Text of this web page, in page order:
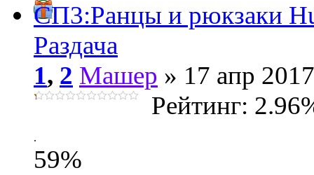
СП3:Ранцы и рюкзаки
Раздача
1, 2 Машер » 17 апр
Рейтинг:
.
59%